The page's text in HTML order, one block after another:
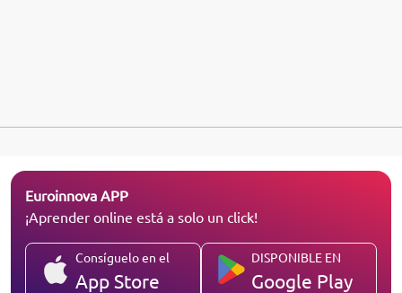
Euroinnova APP
¡Aprender online está a solo un click!
Consíguelo en el
App Store
DISPONIBLE EN
Google Play